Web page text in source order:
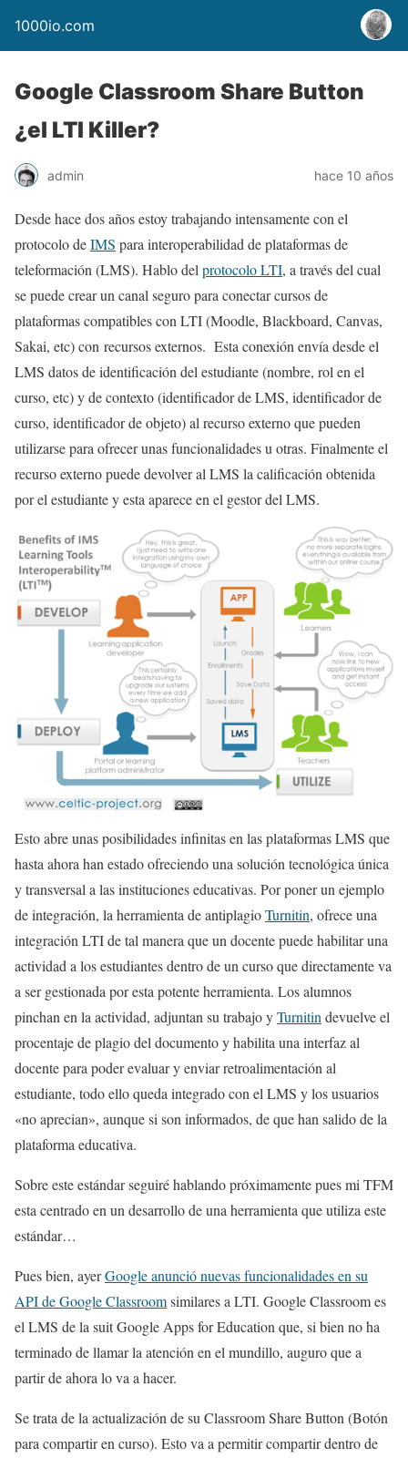
1000io.com
Google Classroom Share Button
¿el LTI Killer?
admin hace 10 años
Desde hace dos años estoy trabajando intensamente con el
protocolo deIMS para interoperabilidad de plataformas de
teleformación (LMS). Hablo del protocolo LTI, a través del cual
se puede crear un canal seguro para conectar cursos de
plataformas compatibles con LTI (Moodle, Blackboard, Canvas,
Sakai, etc) con recursos externos. Esta conexión envía desde el
LMS datos de identificación del estudiante (nombre, rol en el
curso, etc) y de contexto (identificador de LMS, identificador de
curso, identificador de objeto) al recurso externo que pueden
utilizarse para ofrecer unas funcionalidades u otras. Finalmente el
recurso externo puede devolver al LMS la calificación obtenida
por el estudiante y esta aparece en el gestor del LMS.
Esto abre unas posibilidades infinitas en las plataformas LMS que
hasta ahora han estado ofreciendo una solución tecnológica única
y transversal a las instituciones educativas. Por poner un ejemplo
de integración, la herramienta de antiplagioTurnitin, ofrece una
integración LTI de tal manera que un docente puede habilitar una
actividad a los estudiantes dentro de un curso que directamente va
a ser gestionada por esta potente herramienta. Los alumnos
pinchan en la actividad, adjuntan su trabajo yTurnitin devuelve el
procentaje de plagio del documento y habilita una interfaz al
docente para poder evaluar y enviar retroalimentación al
estudiante, todo ello queda integrado con el LMS y los usuarios
«no aprecian», aunque si son informados, de que han salido de la
plataforma educativa.
Sobre este estándar seguiré hablando próximamente pues mi TFM
esta centrado en un desarrollo de una herramienta que utiliza este
estándar…
Pues bien, ayerGoogle anunció nuevas funcionalidades en su
API de Google Classroomsimilares a LTI. Google Classroom es
el LMS de la suit Google Apps for Education que, si bien no ha
terminado de llamar la atención en el mundillo, auguro que a
partir de ahora lo va a hacer.
Se trata de la actualización de su Classroom Share Button (Botón
para compartir en curso). Esto va a permitir compartir dentro de